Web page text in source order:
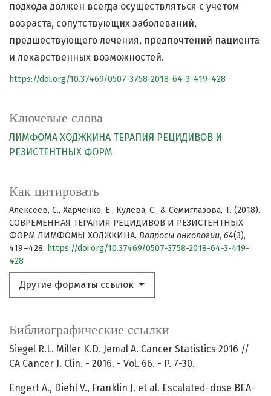
Ключевые слова
ЛИМФОМА ХОДЖКИНА ТЕРАПИЯ РЕЦИДИВОВ И
РЕЗИСТЕНТНЫХ ФОРМ
Как цитировать
Алексеев, С., Харченко, Е., Кулева, С., & Семиглазова, Т. (2018).
СОВРЕМЕННАЯ ТЕРАПИЯ РЕЦИДИВОВ И РЕЗИСТЕНТНЫХ
ФОРМ ЛИМФОМЫ ХОДЖКИНА. Вопросы онкологии, 64(3),
419–428. https://doi.org/10.37469/0507-3758-2018-64-3-419-
428
Другие форматы ссылок
подхода должен всегда осуществляться с учетом
возраста, сопутствующих заболеваний,
предшествующего лечения, предпочтений пациента
и лекарственных возможностей.
https://doi.org/10.37469/0507-3758-2018-64-3-419-428
Библиографические ссылки
Siegel R.L. Miller K.D. Jemal A. Cancer Statistics 2016 //
CA Cancer J. Clin. - 2016. - Vol. 66. - P. 7-30.
Engert A., Diehl V., Franklin J. et al. Escalated-dose BEA-